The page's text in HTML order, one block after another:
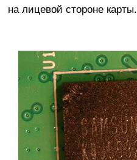
на лицевой стороне карты.